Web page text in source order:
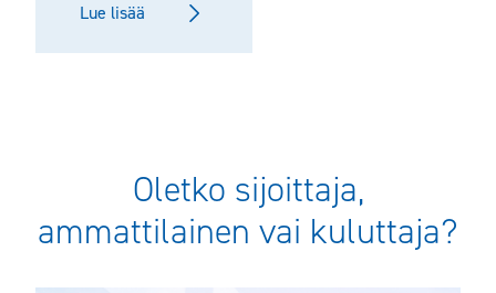
Lue lisää
Oletko sijoittaja,
ammattilainen vai kuluttaja?